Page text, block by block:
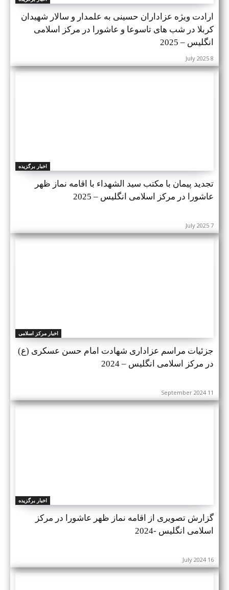
ارادت ویژه عزاداران حسینی به علمدار و سالار شهیدان
کربلا در شب های تاسوعا و عاشورا در مرکز اسلامی
انگلیس – 2025
8 July 2025
اخبار برگزیده
تجدید پیمان با مکتب سید الشهداء با اقامه نماز ظهر
عاشورا در مرکز اسلامی انگلیس – 2025
7 July 2025
اخبار مرکز اسلامی
جزئیات مراسم عزاداری شهادت امام حسن عسکری (ع)
در مرکز اسلامی انگلیس – 2024
11 September 2024
اخبار برگزیده
گزارش تصویری از اقامه نماز ظهر عاشورا در مرکز
اسلامی انگلیس -2024
16 July 2024